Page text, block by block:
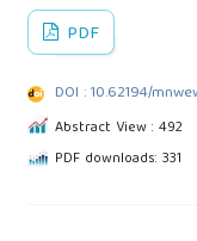
PDF
DOI : 10.62194/
Abstract View : 492
PDF downloads: 331